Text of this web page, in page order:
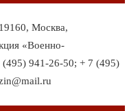
Москва,
«Военно-
(495) 941-26-50; + 7 (495)